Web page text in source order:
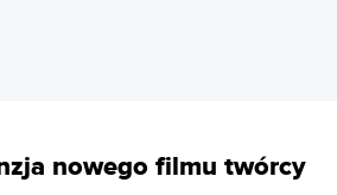
nowego filmu twórcy